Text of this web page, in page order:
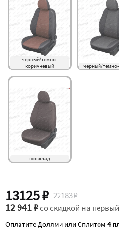
черный/темно-
коричневый
черный/
шоколад
13125 ₽ 22183 ₽
12 941 ₽со скидкой на
Оплатите Долями или Сплитом4